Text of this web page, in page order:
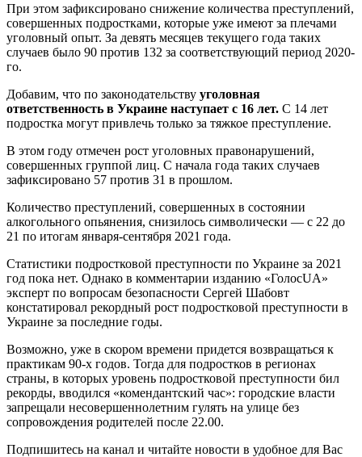
При этом зафиксировано снижение количества преступлений,
совершенных подростками, которые уже имеют за плечами
уголовный опыт. За девять месяцев текущего года таких
случаев было 90 против 132 за соответствующий период 2020-
го.
Добавим, что по законодательству уголовная
ответственность в Украине наступает с 16 лет. С 14 лет
подростка могут привлечь только за тяжкое преступление.
В этом году отмечен рост уголовных правонарушений,
совершенных группой лиц. С начала года таких случаев
зафиксировано 57 против 31 в прошлом.
Количество преступлений, совершенных в состоянии
алкогольного опьянения, снизилось символически — с 22 до
21 по итогам января-сентября 2021 года.
Статистики подростковой преступности по Украине за 2021
год пока нет. Однако в комментарии изданию «ГолосUA»
эксперт по вопросам безопасности Сергей Шабовт
констатировал рекордный рост подростковой преступности в
Украине за последние годы.
Возможно, уже в скором времени придется возвращаться к
практикам 90-х годов. Тогда для подростков в регионах
страны, в которых уровень подростковой преступности бил
рекорды, вводился «комендантский час»: городские власти
запрещали несовершеннолетним гулять на улице без
сопровождения родителей после 22.00.
Подпишитесь на канал и читайте новости в удобное для Вас